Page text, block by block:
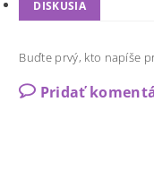
DISKUSIA
Buďte prvý, kto napíše
Pridať